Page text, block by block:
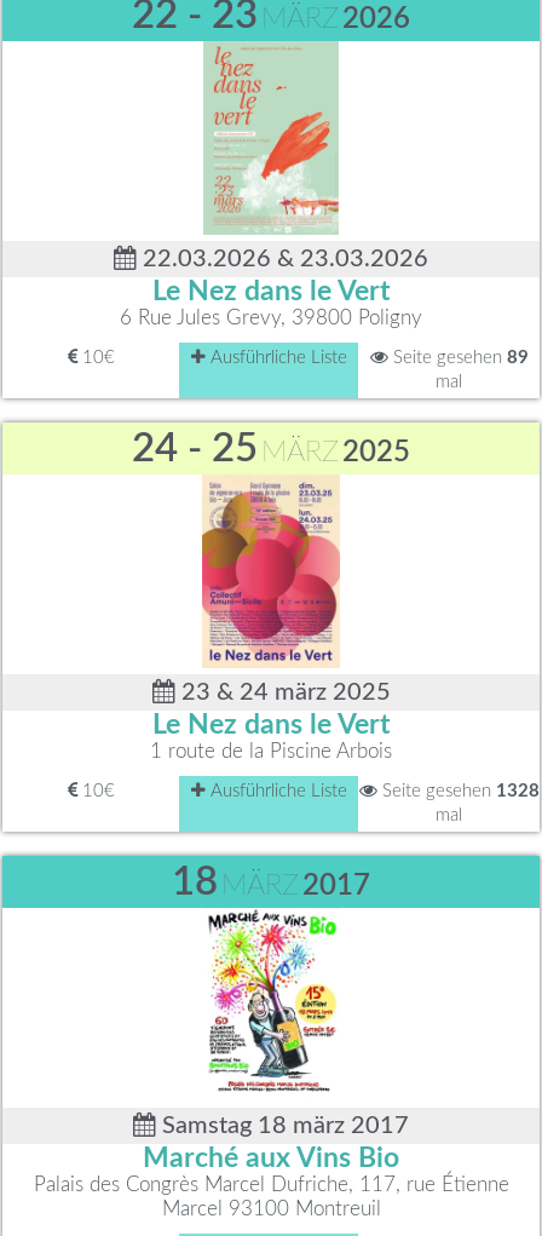
22 - 23 MÄRZ 2026
22.03.2026 & 23.03.2026
Le Nez dans le Vert
6 Rue Jules Grevy, 39800 Poligny
10€ Ausführliche Liste Seite gesehen 89
mal
24 - 25 MÄRZ 2025
23 & 24 märz 2025
Le Nez dans le Vert
1 route de la Piscine Arbois
10€ Ausführliche Liste Seite gesehen 1328
mal
18 MÄRZ 2017
Samstag 18 märz 2017
Marché aux Vins Bio
Palais des Congrès Marcel Dufriche, 117, rue Étienne
Marcel 93100 Montreuil